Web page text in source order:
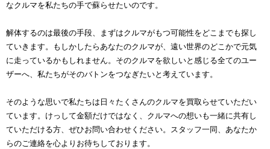
なクルマを私たちの手で蘇らせたいのです。
解体するのは最後の手段、まずはクルマがもつ可能性をどこまでも探し
ていきます。もしかしたらあなたのクルマが、遠い世界のどこかで元気
に走っているかもしれません。そのクルマを欲しいと感じる全てのユー
ザーへ、私たちがそのバトンをつなぎたいと考えています。
そのような思いで私たちは日々たくさんのクルマを買取らせていただい
ています。けっして金額だけではなく、クルマへの想いも一緒に共有し
ていただける方、ぜひお問い合わせください。スタッフ一同、あなたか
らのご連絡を心よりお待ちしております。